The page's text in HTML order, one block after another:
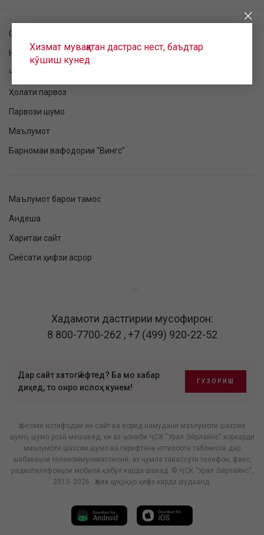
Хизмат муваққатан дастрас нест, баъдтар
кӯшиш кунед
Санҷиши фармоиш
Номнавис шудан ба парвоз
Ҷадвали парвоз
Ҳолати парвоз
Парвози шумо
Маълумот
Барномаи вафодории "Вингс"
Маълумот барои тамос
Андеша
Харитаи сайт
Сиёсати ҳифзи асрор
Хадамоти дастгирии мусофирон:
8 800-7700-262 ,+7 (499) 920-22-52
Дар сайт хатогӣ ёфтед? Ба мо хабар
диҳед, то онро ислоҳ кунем!
ГУЗОРИШ
Ҳангоми истифодаи ин сайт ва ворид намудани маълумоти шахсии
шумо, шумо розӣ мешавед, ки аз ҷониби ҶСК "Урал Эйрлайнс" коркарди
маълумоти шахсии шумо ва гирифтани иттилооти таблиғотӣ дар
шабакаҳои телекоммуникатсионӣ, аз ҷумла тавассути телефон, факс,
радиотелефонҳои мобилӣ қабул карда шавад. © ҶСК "Урал Эйрлайнс",
2013- 2026 . Ҳама ҳуқуқҳо ҳифз карда шудаанд.